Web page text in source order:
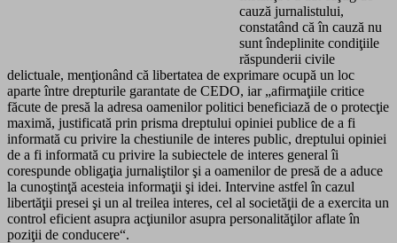
cauză jurnalistului,
constatând că în cauză nu
sunt îndeplinite condiţiile
răspunderii civile
delictuale, menţionând că libertatea de exprimare ocupă un loc
aparte între drepturile garantate de CEDO, iar „afirmaţiile critice
făcute de presă la adresa oamenilor politici beneficiază de o protecţie
maximă, justificată prin prisma dreptului opiniei publice de a fi
informată cu privire la chestiunile de interes public, dreptului opiniei
de a fi informată cu privire la subiectele de interes general îi
corespunde obligaţia jurnaliştilor şi a oamenilor de presă de a aduce
la cunoştinţă acesteia informaţii şi idei. Intervine astfel în cazul
libertăţii presei şi un al treilea interes, cel al societăţii de a exercita un
control eficient asupra acţiunilor asupra personalităţilor aflate în
poziţii de conducere“.